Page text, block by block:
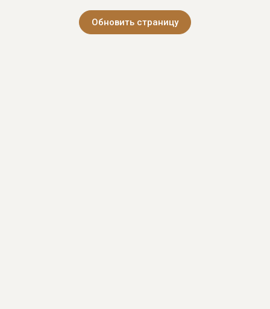
Обновить страницу